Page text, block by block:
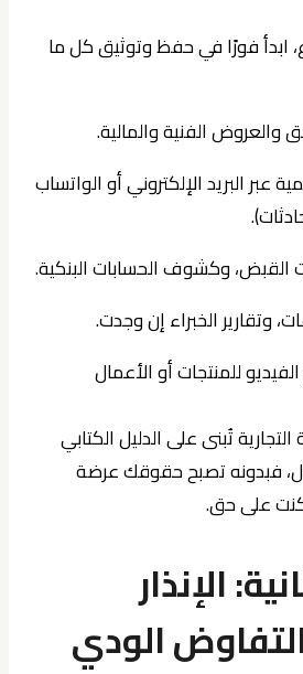
ابدأ فورًا في حفظ وتوثيق كل ما
والعروض الفنية والمالية.
عبر البريد الإلكتروني أو الواتساب
القبض، وكشوف الحسابات البنكية.
وتقارير الخبراء إن وجدت.
للمنتجات أو الأعمال
تُبنى على الدليل الكتابي
فبدونه تصبح حقوقك عرضة
على حق.
الإنذار
الودي